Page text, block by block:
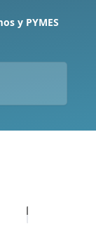
y PYMES